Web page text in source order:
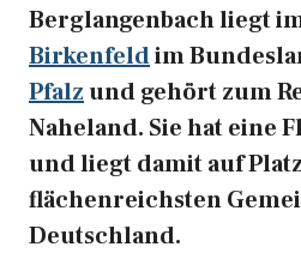
Berglangenbach liegt
Birkenfeldim
Pfalzund gehört zum
Naheland. Sie hat eine
und liegt damit auf
flächenreichsten
Deutschland.